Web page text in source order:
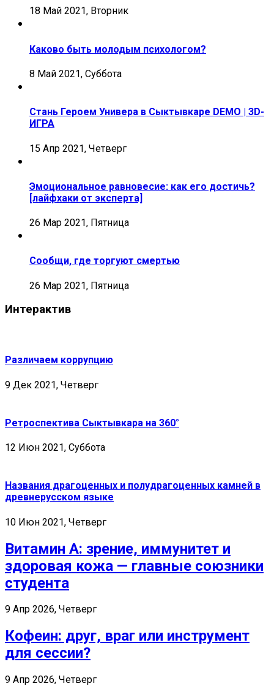
18 Май 2021, Вторник
Каково быть молодым психологом?
8 Май 2021, Суббота
Стань Героем Универа в Сыктывкаре DEMO | 3D-
ИГРА
15 Апр 2021, Четверг
Эмоциональное равновесие: как его достичь?
[лайфхаки от эксперта]
26 Мар 2021, Пятница
Сообщи, где торгуют смертью
26 Мар 2021, Пятница
Интерактив
Различаем коррупцию
9 Дек 2021, Четверг
Ретроспектива Сыктывкара на 360°
12 Июн 2021, Суббота
Названия драгоценных и полудрагоценных камней в
древнерусском языке
10 Июн 2021, Четверг
Витамин А: зрение, иммунитет и
здоровая кожа — главные союзники
студента
9 Апр 2026, Четверг
Кофеин: друг, враг или инструмент
для сессии?
9 Апр 2026, Четверг